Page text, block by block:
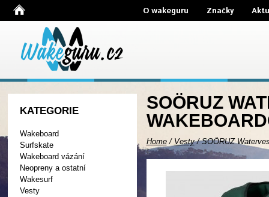
O wakeguru Značky
KATEGORIE
Wakeboard
Surfskate
Wakeboard vázání
Neopreny a ostatní
Wakesurf
Vesty
SOÖRUZ
Home/ Vesty/SOÖRUZ